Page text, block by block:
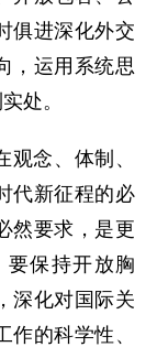
俱进深化外交
，运用系统思
实处。
观念、体制、
代新征程的必
然要求，是更
保持开放胸
深化对国际关
的科学性、